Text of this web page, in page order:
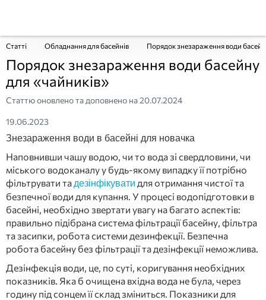
Статті Обладнання для басейнів Порядок знезараження води
Порядок знезараження води басейну
для «чайників»
Статтю оновлено та доповнено на20.07.2024
19.06.2023
Знезараження води в басейні для новачка
Наповнивши чашу водою, чи то вода зі свердловини, чи
міського водоканалу у будь-якому випадку її потрібно
фільтрувати та дезінфікувати для отримання чистої та
безпечної води для купання. У процесі водопідготовки в
басейні, необхідно звертати увагу на багато аспектів:
правильно підібрана система фільтрації басейну, фільтра
та засипки, робота системи дезинфекції. Безпечна
робота басейну без фільтрації та дезінфекції неможлива.
Дезінфекція води, це, по суті, коригування необхідних
показників. Яка б очищена вхідна вода не була, через
годину під сонцем її склад зміниться. Показники для